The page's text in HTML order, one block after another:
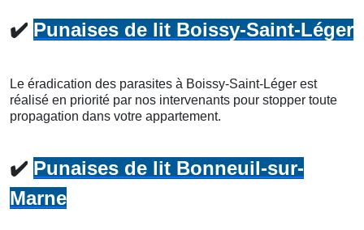
✔️ Punaises de lit Boissy-Saint-Léger
Le éradication des parasites à Boissy-Saint-Léger est
réalisé en priorité par nos intervenants pour stopper toute
propagation dans votre appartement.
✔️ Punaises de lit Bonneuil-sur-
Marne